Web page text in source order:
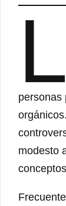
L
personas
modesto